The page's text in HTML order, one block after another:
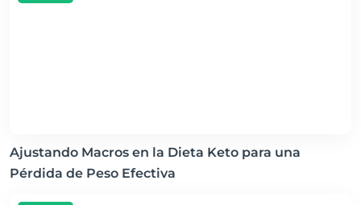
Ajustando Macros en la Dieta Keto para una
Pérdida de Peso Efectiva